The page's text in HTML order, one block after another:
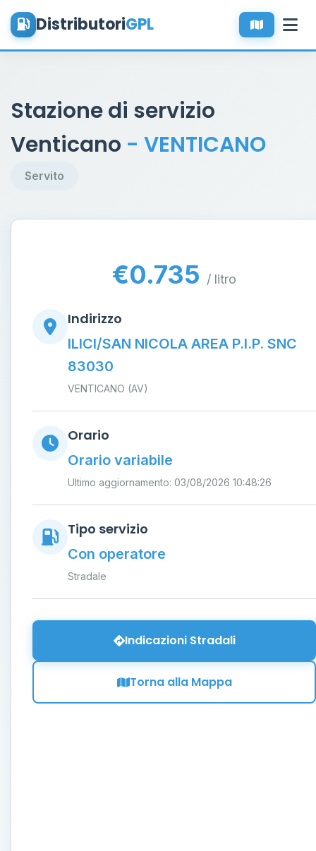
DistributoriGPL
Stazione di servizio
Venticano - VENTICANO
Servito
€0.735 / litro
Indirizzo
ILICI/SAN NICOLA AREA P.I.P. SNC
83030
VENTICANO (AV)
Orario
Orario variabile
Ultimo aggiornamento: 03/08/2026 10:48:26
Tipo servizio
Con operatore
Stradale
Indicazioni Stradali
Torna alla Mappa